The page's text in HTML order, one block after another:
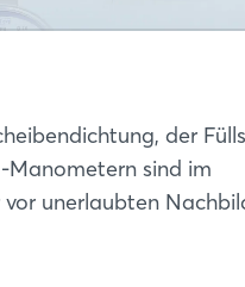
der
Manometern sind im
unerlaubten